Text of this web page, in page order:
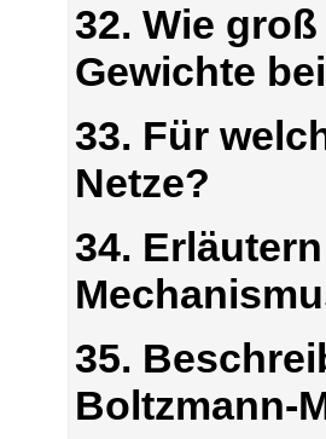
32. Wie
Gewichte
33. Für
Netze?
34.
35.
Boltzmann-